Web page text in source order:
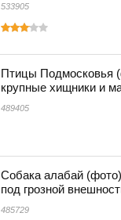
533905
Птицы Подмосковья
крупные хищники и
489405
Собака алабай
под грозной
485729